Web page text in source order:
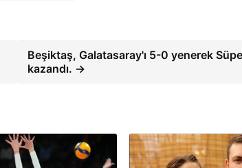
Beşiktaş, Galatasaray'ı 5-0 yenerek
kazandı. →